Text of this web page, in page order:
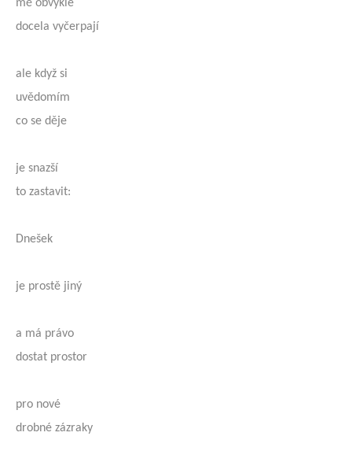
mě obvykle
docela vyčerpají
ale když si
uvědomím
co se děje
je snazší
to zastavit:
Dnešek
je prostě jiný
a má právo
dostat prostor
pro nové
drobné zázraky